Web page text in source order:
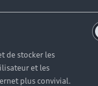
de stocker les
et les
plus convivial.